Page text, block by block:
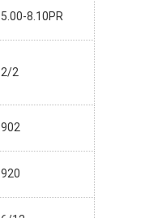
5.00-8.10PR
2/2
902
920